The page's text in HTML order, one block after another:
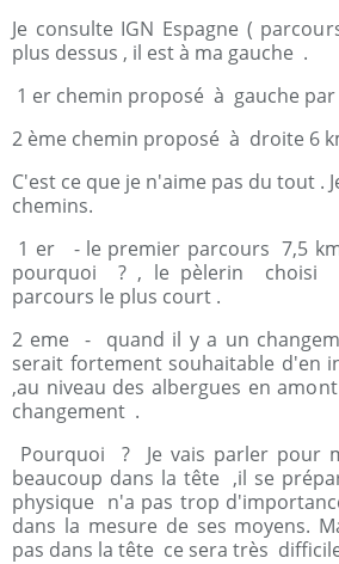
Je consulte IGN Espagne (
plus dessus , il est à ma gauche .
1 er chemin proposé à gauche
2 ème chemin proposé à droite 6
C'est ce que je n'aime pas du tout .
chemins.
1 er - le premier parcours 7,5
pourquoi ? , le pèlerin choisi
parcours le plus court .
2 eme - quand il y a un
serait fortement souhaitable d'en
,au niveau des albergues en
changement .
Pourquoi ? Je vais parler pour
beaucoup dans la tête ,il se
physique n'a pas trop
dans la mesure de ses moyens.
pas dans la tête ce sera très